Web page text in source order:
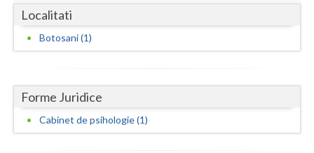
Dambovita
Giurgiu
Gorj
Localitati
Botosani (1)
Forme Juridice
Cabinet de psihologie (1)